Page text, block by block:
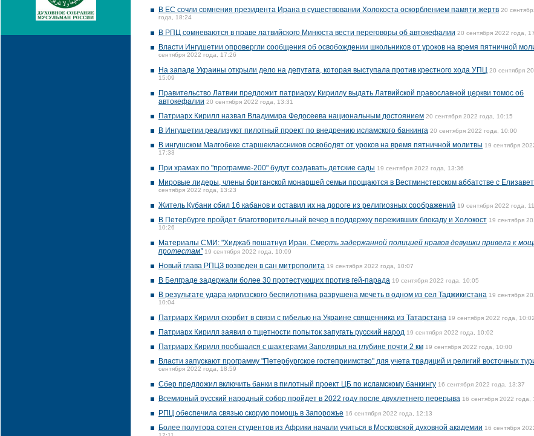
В ЕС сочли сомнения президента Ирана в существовании Холокоста оскорблением памяти жертв 20
года, 18:24
В РПЦ сомневаются в праве латвийского Минюста вести переговоры об автокефалии 20 сентября 2022 года,
Власти Ингушетии опровергли сообщения об освобождении школьников от уроков на время пятничной
сентября 2022 года, 17:26
На западе Украины открыли дело на депутата, которая выступала против крестного хода УПЦ 20 сентября
15:09
Правительство Латвии предложит патриарху Кириллу выдать Латвийской православной церкви томос об
автокефалии 20 сентября 2022 года, 13:31
Патриарх Кирилл назвал Владимира Федосеева национальным достоянием 20 сентября 2022 года, 10:15
В Ингушетии реализуют пилотный проект по внедрению исламского банкинга 20 сентября 2022 года, 10:00
В ингушском Малгобеке старшеклассников освободят от уроков на время пятничной молитвы 19 сентября
17:33
При храмах по "программе-200" будут создавать детские сады 19 сентября 2022 года, 13:36
Мировые лидеры, члены британской монаршей семьи прощаются в Вестминстерском аббатстве с
сентября 2022 года, 13:23
Житель Кубани сбил 16 кабанов и оставил их на дороге из религиозных соображений 19 сентября 2022 года,
В Петербурге пройдет благотворительный вечер в поддержку переживших блокаду и Холокост 19 сентября
10:26
Материалы СМИ: "Хиджаб пошатнул Иран. Смерть задержанной полицией нравов девушки привела к
протестам" 19 сентября 2022 года, 10:09
Новый глава РПЦЗ возведен в сан митрополита 19 сентября 2022 года, 10:07
В Белграде задержали более 30 протестующих против гей-парада 19 сентября 2022 года, 10:05
В результате удара киргизского беспилотника разрушена мечеть в одном из сел Таджикистана 19 сентября
10:04
Патриарх Кирилл скорбит в связи с гибелью на Украине священника из Татарстана 19 сентября 2022 года, 10:02
Патриарх Кирилл заявил о тщетности попыток запугать русский народ 19 сентября 2022 года, 10:02
Патриарх Кирилл пообщался с шахтерами Заполярья на глубине почти 2 км 19 сентября 2022 года, 10:00
Власти запускают программу "Петербургское гостеприимство" для учета традиций и религий восточных
сентября 2022 года, 18:59
Сбер предложил включить банки в пилотный проект ЦБ по исламскому банкингу 16 сентября 2022 года, 13:37
Всемирный русский народный собор пройдет в 2022 году после двухлетнего перерыва 16 сентября 2022 года,
РПЦ обеспечила связью скорую помощь в Запорожье 16 сентября 2022 года, 12:13
Более полутора сотен студентов из Африки начали учиться в Московской духовной академии 16 сентября